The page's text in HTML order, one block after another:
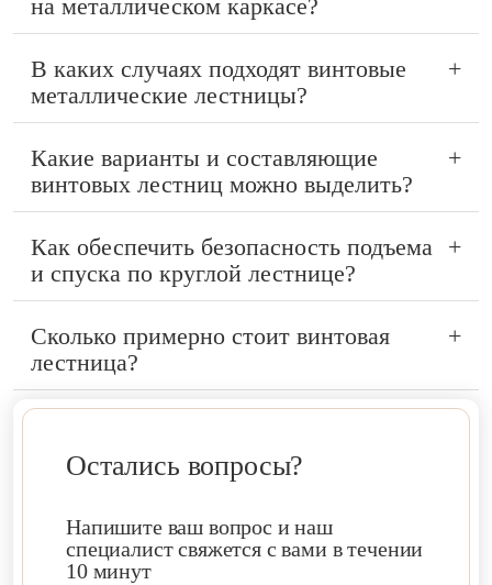
на металлическом каркасе?
В каких случаях подходят винтовые
металлические лестницы?
+
Какие варианты и составляющие
винтовых лестниц можно выделить?
+
Как обеспечить безопасность подъема
и спуска по круглой лестнице?
+
Сколько примерно стоит винтовая
лестница?
+
Остались вопросы?
Напишите ваш вопрос и наш
специалист свяжется с вами в течении
10 минут